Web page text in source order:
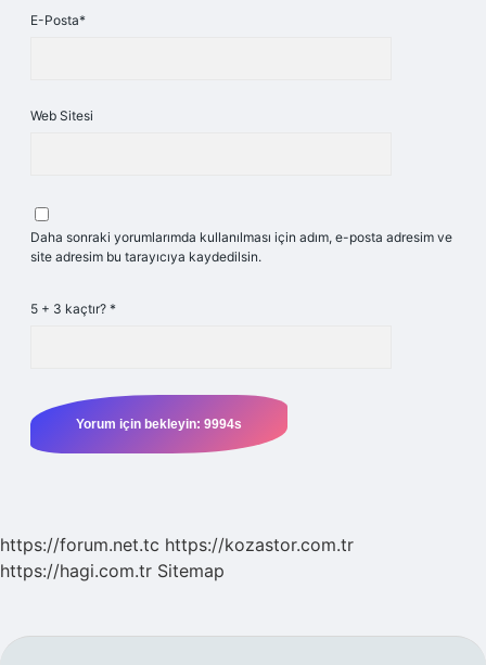
E-Posta*
Web Sitesi
Daha sonraki yorumlarımda kullanılması için adım, e-posta adresim ve
site adresim bu tarayıcıya kaydedilsin.
5 + 3 kaçtır? *
https://forum.net.tc https://kozastor.com.tr
https://hagi.com.tr Sitemap